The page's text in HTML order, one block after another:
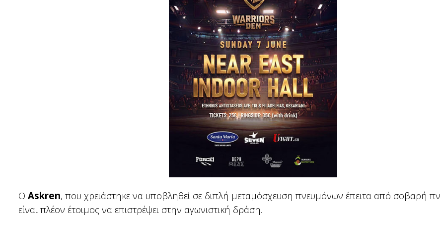
Ο Askren, που χρειάστηκε να υποβληθεί σε διπλή μεταμόσχευση πνευμόνων έπειτα από σοβαρή
είναι πλέον έτοιμος να επιστρέψει στην αγωνιστική δράση.